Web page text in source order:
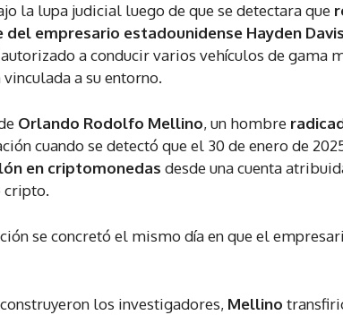
la lupa judicial luego de que se detectara que
del empresario estadounidense Hayden Davis
a conducir varios vehículos de gama
a su entorno.
Orlando Rodolfo Mellino, un hombre
cuando se detectó que el 30 de enero de
en criptomonedas desde una cuenta
cripto.
se concretó el mismo día en que el
los investigadores, Mellino